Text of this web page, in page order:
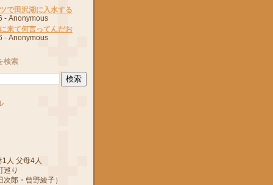
で田沢湖に入水する
- Anonymous
来て何言ってんだお
- Anonymous
検索
人 父母4人
り
・曾野綾子）